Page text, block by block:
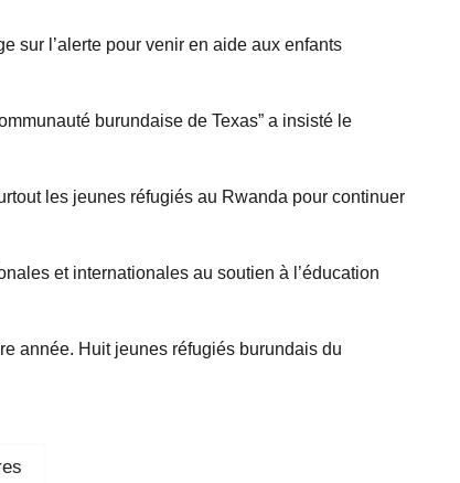
sur l’alerte pour venir en aide aux enfants
burundaise de Texas” a insisté le
les jeunes réfugiés au Rwanda pour continuer
et internationales au soutien à l’éducation
année. Huit jeunes réfugiés burundais du